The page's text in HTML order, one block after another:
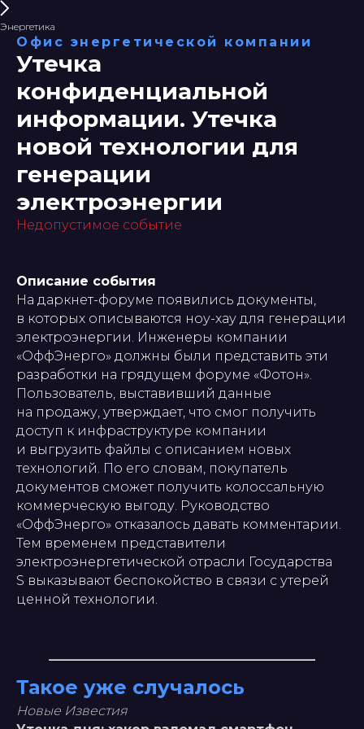
Энергетика
Офис энергетической компании
Утечка
конфиденциальной
информации. Утечка
новой технологии для
генерации
электроэнергии
Недопустимое событие
Описание события
На даркнет-форуме появились документы,
в которых описываются ноу-хау для генерации
электроэнергии. Инженеры компании
«ОффЭнерго» должны были представить эти
разработки на грядущем форуме «Фотон».
Пользователь, выставивший данные
на продажу, утверждает, что смог получить
доступ к инфраструктуре компании
и выгрузить файлы с описанием новых
технологий. По его словам, покупатель
документов сможет получить колоссальную
коммерческую выгоду. Руководство
«ОффЭнерго» отказалось давать комментарии.
Тем временем представители
электроэнергетической отрасли Государства
S выказывают беспокойство в связи с утерей
ценной технологии.
Такое уже случалось
Новые Известия